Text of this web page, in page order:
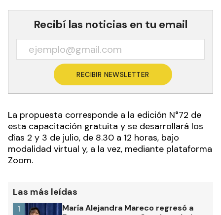
la Argentina.
Recibí las noticias en tu email
RECIBIR NEWSLETTER
La propuesta corresponde a la edición N°72 de
esta capacitación gratuita y se desarrollará los
modalidad virtual y, a la vez, mediante plataforma
Zoom.